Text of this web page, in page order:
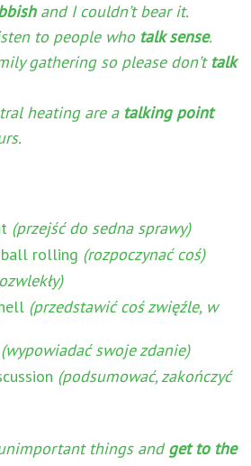
and I couldn’t bear it.
to people who talk sense.
gathering so please don’t talk
heating are a talking point
(przejść do sedna sprawy)
rolling (rozpoczynać coś)
(przedstawić coś zwięźle, w
(wypowiadać swoje zdanie)
(podsumować, zakończyć
things andget to the